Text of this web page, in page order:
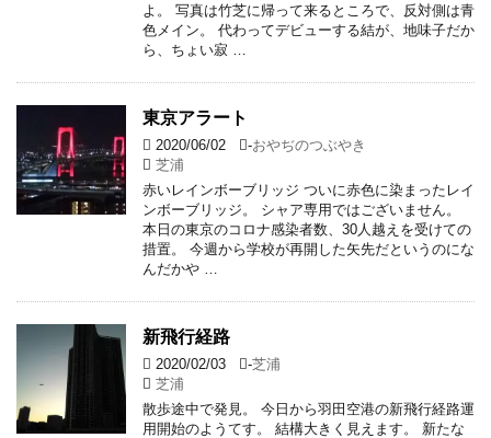
よ。 写真は竹芝に帰って来るところで、反対側は青
色メイン。 代わってデビューする結が、地味子だか
ら、ちょい寂 …
東京アラート
2020/06/02 -おやぢのつぶやき
芝浦
赤いレインボーブリッジ ついに赤色に染まったレイ
ンボーブリッジ。 シャア専用ではございません。
本日の東京のコロナ感染者数、30人越えを受けての
措置。 今週から学校が再開した矢先だというのにな
んだかや …
新飛行経路
2020/02/03 -芝浦
芝浦
散歩途中で発見。 今日から羽田空港の新飛行経路運
用開始のようてす。 結構大きく見えます。 新たな